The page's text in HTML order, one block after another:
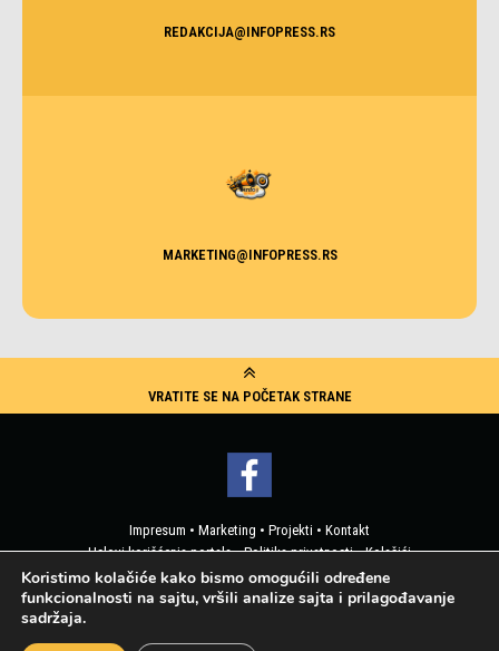
REDAKCIJA@INFOPRESS.RS
MARKETING@INFOPRESS.RS
VRATITE SE NA POČETAK STRANE
Impresum • Marketing • Projekti • Kontakt
Uslovi korišćenja portala•Politika privatnosti•Kolačići
Pristup korisničkim podacima
Web design by Real Media Factory
Koristimo kolačiće kako bismo omogućili određene
funkcionalnosti na sajtu, vršili analize sajta i prilagođavanje
sadržaja.